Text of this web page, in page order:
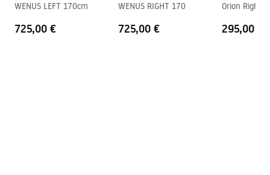
WENUS LEFT 170cm
725,00 €
WENUS RIGHT 170
725,00 €
Orion Right
295,00 €